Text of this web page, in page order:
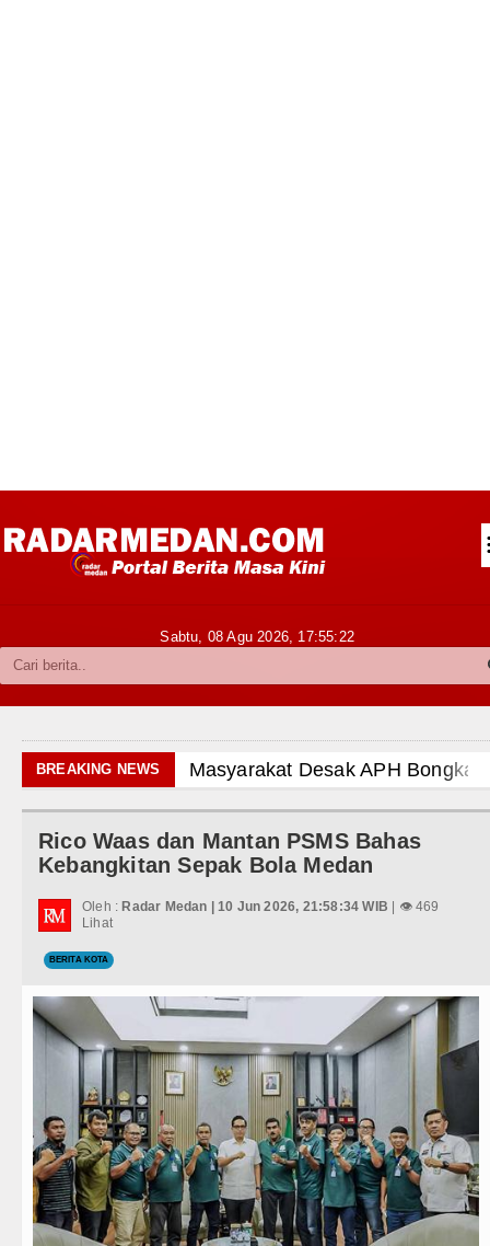
Kabupaten Karo
Politik
Olahraga
Internasional
TIPS dan TRIK
+ Lainnya
Video
Sabtu, 08 Agu 2026, 17:55:24
BREAKING NEWS Masyarakat Desak APH
Dewan Usul BUMD Sumut
Dugaan Penyimpangan Dana
Risiko Tertular HIV/AIDS Melalui
PSG vs Manchester United
Juventus vs Inter Milan
Real Madrid Tandang ke
Tujuh Tewas dalam
Bayern Munich Menang Tipis
Masyarakat Desak APH
Rico Waas dan Mantan PSMS Bahas
Kebangkitan Sepak Bola Medan
Oleh : Radar Medan | 10 Jun 2026, 21:58:34 WIB | 👁 469
Lihat
BERITA KOTA